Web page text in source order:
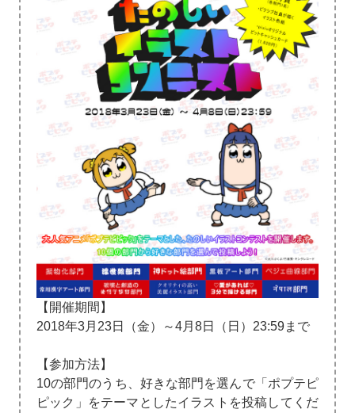
【開催期間】
2018年3月23日（金）～4月8日（日）23:59まで
【参加方法】
10の部門のうち、好きな部門を選んで「ポプテピ
ピック」をテーマとしたイラストを投稿してくだ